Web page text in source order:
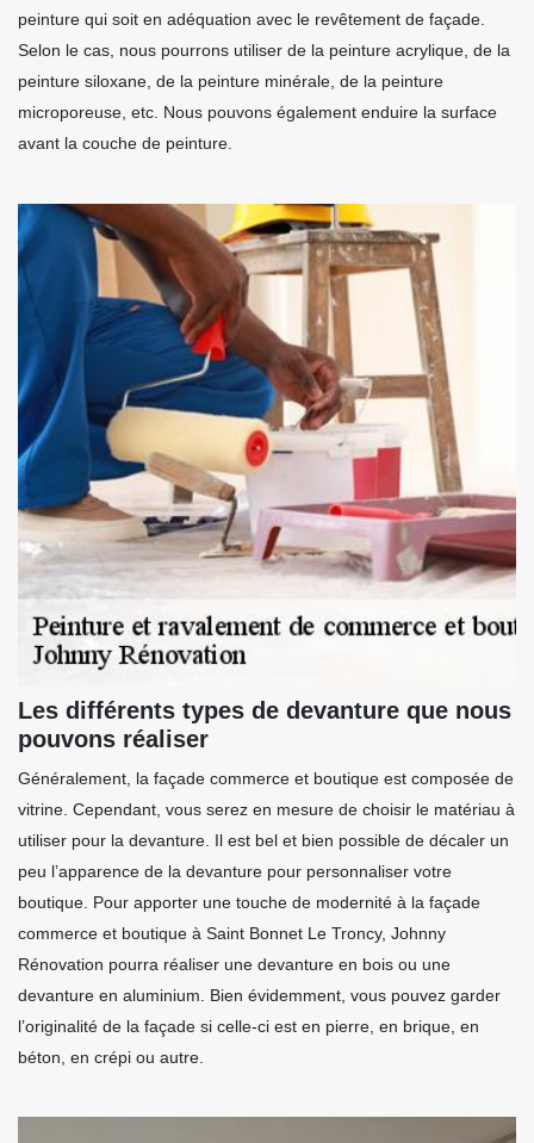
peinture qui soit en adéquation avec le revêtement de façade.
Selon le cas, nous pourrons utiliser de la peinture acrylique, de la
peinture siloxane, de la peinture minérale, de la peinture
microporeuse, etc. Nous pouvons également enduire la surface
avant la couche de peinture.
Les différents types de devanture que nous
pouvons réaliser
Généralement, la façade commerce et boutique est composée de
vitrine. Cependant, vous serez en mesure de choisir le matériau à
utiliser pour la devanture. Il est bel et bien possible de décaler un
peu l’apparence de la devanture pour personnaliser votre
boutique. Pour apporter une touche de modernité à la façade
commerce et boutique à Saint Bonnet Le Troncy, Johnny
Rénovation pourra réaliser une devanture en bois ou une
devanture en aluminium. Bien évidemment, vous pouvez garder
l’originalité de la façade si celle-ci est en pierre, en brique, en
béton, en crépi ou autre.